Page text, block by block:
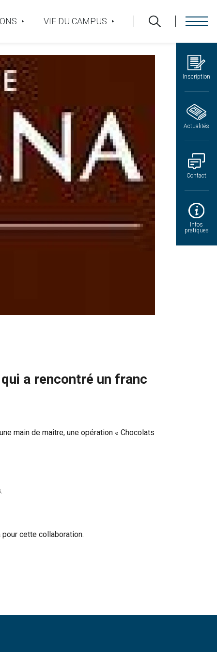
Inscription
Actualités
Contact
Infos
pratiques
VIE DU CAMPUS
a rencontré un franc
main de maître, une opération « Chocolats
cette collaboration.